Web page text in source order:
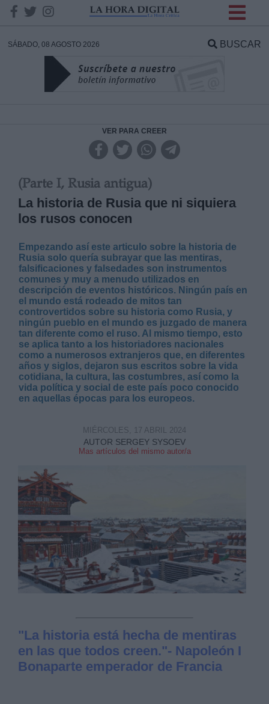
SÁBADO, 08 AGOSTO 2026 BUSCAR
VER PARA CREER
(Parte I, Rusia antigua)
La historia de Rusia que ni siquiera
los rusos conocen
Empezando así este articulo sobre la historia de
Rusia solo quería subrayar que las mentiras,
falsificaciones y falsedades son instrumentos
comunes y muy a menudo utilizados en
descripción de eventos históricos. Ningún país en
el mundo está rodeado de mitos tan
controvertidos sobre su historia como Rusia, y
ningún pueblo en el mundo es juzgado de manera
tan diferente como el ruso. Al mismo tiempo, esto
se aplica tanto a los historiadores nacionales
como a numerosos extranjeros que, en diferentes
años y siglos, dejaron sus escritos sobre la vida
cotidiana, la cultura, las costumbres, así como la
vida política y social de este país poco conocido
en aquellas épocas para los europeos.
AUTOR SERGEY SYSOEV
Mas artículos del mismo autor/a
MIÉRCOLES, 17 ABRIL 2024
"La historia está hecha de mentiras
en las que todos creen."- Napoleón I
Bonaparte emperador de Francia
DATOS
Responsable:
Legitimación:
Destinatarios:
Derechos:
link
Información adicional